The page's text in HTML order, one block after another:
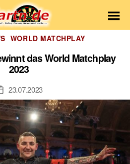
Dartn.de
Kategorien
WORLD MATCHPLAY
das World Matchplay
2023
23.07.2023